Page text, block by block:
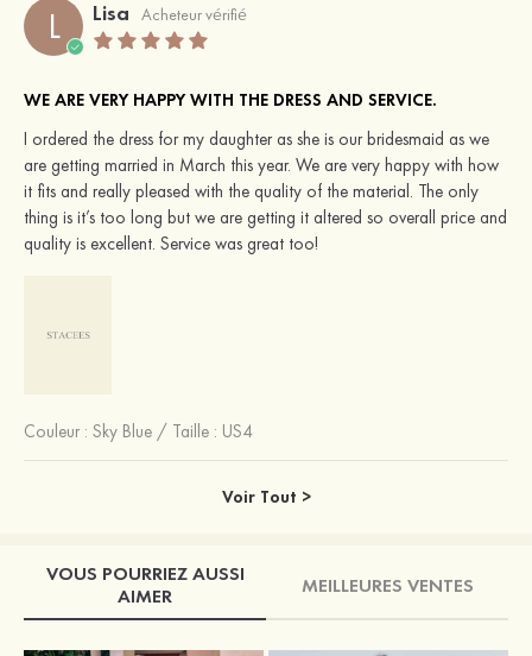
L Lisa Acheteur vérifié
WE ARE VERY HAPPY WITH THE DRESS AND SERVICE.
I ordered the dress for my daughter as she is our bridesmaid as we
are getting married in March this year. We are very happy with how
it fits and really pleased with the quality of the material. The only
thing is it’s too long but we are getting it altered so overall price and
quality is excellent. Service was great too!
Couleur : Sky Blue / Taille : US4
Voir Tout >
VOUS POURRIEZ AUSSI
AIMER
MEILLEURES VENTES